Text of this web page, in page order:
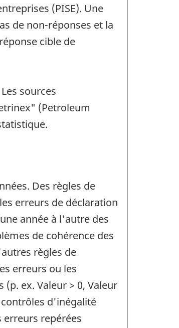
(PISE). Une
de non-réponses et la
cible de
sources
(Petroleum
Des règles de
erreurs de déclaration
année à l'autre des
de cohérence des
règles de
erreurs ou les
ex. Valeur > 0, Valeur
contrôles d'inégalité
erreurs repérées